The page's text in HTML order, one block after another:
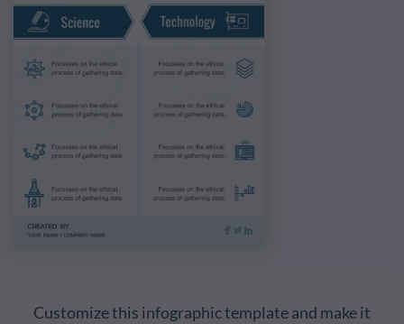
Customize this infographic template and make it